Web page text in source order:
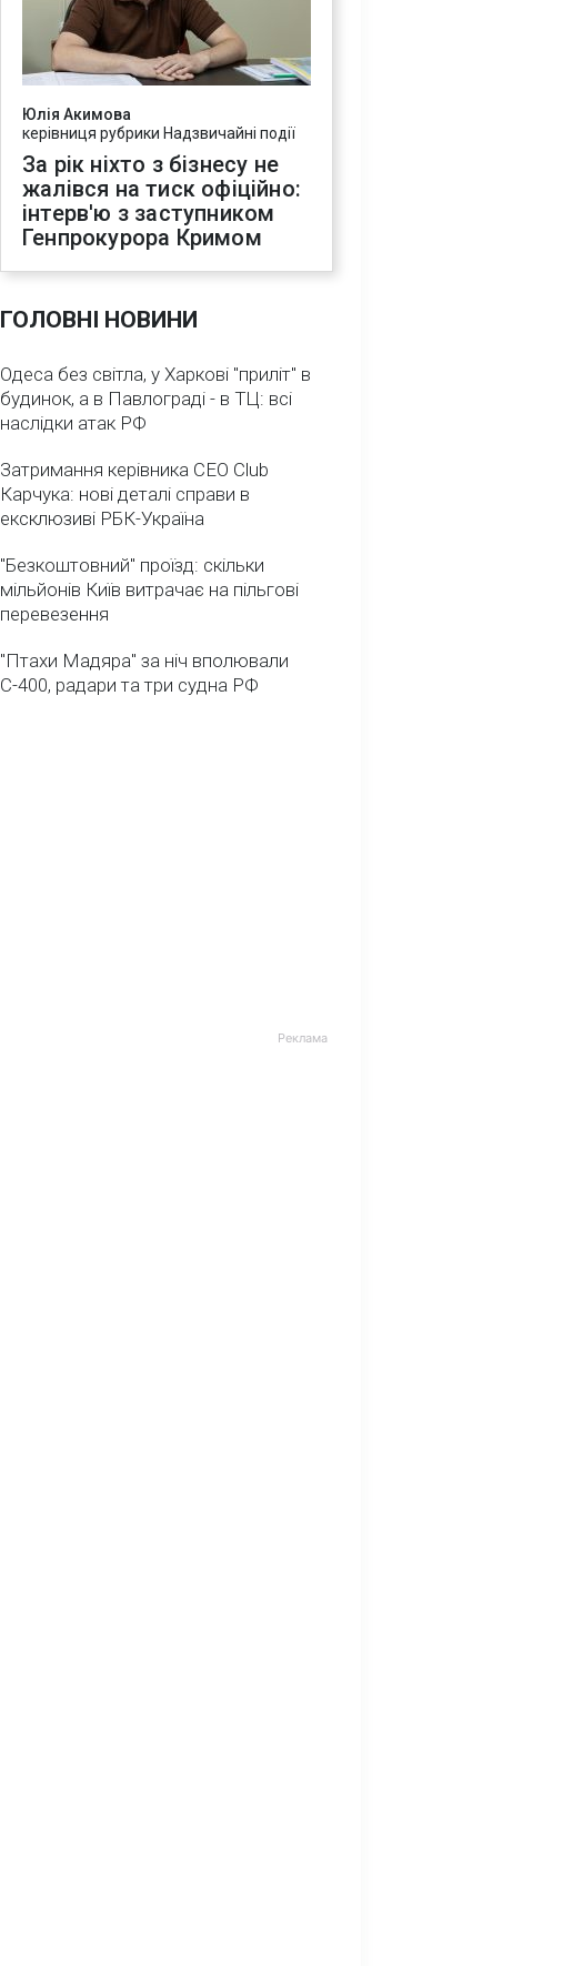
Юлія Акимова
керівниця рубрики Надзвичайні події
За рік ніхто з бізнесу не
жалівся на тиск офіційно:
інтерв'ю з заступником
Генпрокурора Кримом
ГОЛОВНІ НОВИНИ
Одеса без світла, у Харкові "приліт" в
будинок, а в Павлограді - в ТЦ: всі
наслідки атак РФ
Затримання керівника CEO Club
Карчука: нові деталі справи в
ексклюзиві РБК-Україна
"Безкоштовний" проїзд: скільки
мільйонів Київ витрачає на пільгові
перевезення
"Птахи Мадяра" за ніч вполювали
С-400, радари та три судна РФ